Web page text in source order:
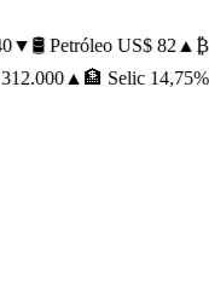
🛢️ Petróleo US$ 82▲ ₿
▲ 🏦 Selic 14,75%